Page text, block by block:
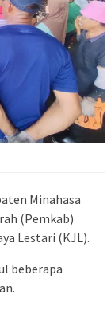
Minahasa
(Pemkab)
Lestari (KJL).
beberapa